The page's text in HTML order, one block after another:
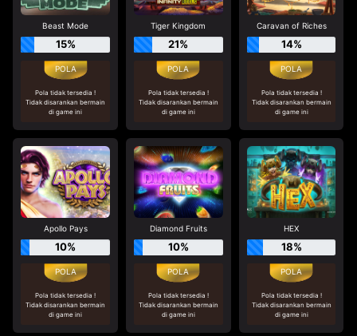
Beast Mode
15%
Pola tidak tersedia !
Tidak disarankan bermain
di game ini
Tiger Kingdom
21%
Pola tidak tersedia !
Tidak disarankan bermain
di game ini
Caravan of Riches
14%
Pola tidak tersedia !
Tidak disarankan bermain
di game ini
Apollo Pays
10%
Pola tidak tersedia !
Tidak disarankan bermain
di game ini
Diamond Fruits
10%
Pola tidak tersedia !
Tidak disarankan bermain
di game ini
HEX
18%
Pola tidak tersedia !
Tidak disarankan bermain
di game ini